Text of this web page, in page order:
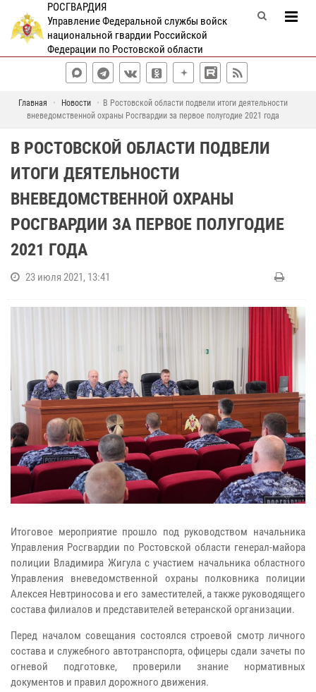
РОСГВАРДИЯ
Управление Федеральной службы войск
национальной гвардии Российской
Федерации по Ростовской области
Главная Новости
В Ростовской области подвели итоги деятельности
вневедомственной охраны Росгвардии за первое полугодие 2021 года
В РОСТОВСКОЙ ОБЛАСТИ ПОДВЕЛИ
ИТОГИ ДЕЯТЕЛЬНОСТИ
ВНЕВЕДОМСТВЕННОЙ ОХРАНЫ
РОСГВАРДИИ ЗА ПЕРВОЕ ПОЛУГОДИЕ
2021 ГОДА
23 июля 2021, 13:41
Итоговое мероприятие прошло под руководством начальника
Управления Росгвардии по Ростовской области генерал-майора
полиции Владимира Жигула с участием начальника областного
Управления вневедомственной охраны полковника полиции
Алексея Невтриносова и его заместителей, а также руководящего
состава филиалов и представителей ветеранской организации.
Перед началом совещания состоялся строевой смотр личного
состава и служебного автотранспорта, офицеры сдали зачеты по
огневой подготовке, проверили знание нормативных
документов и правил дорожного движения.